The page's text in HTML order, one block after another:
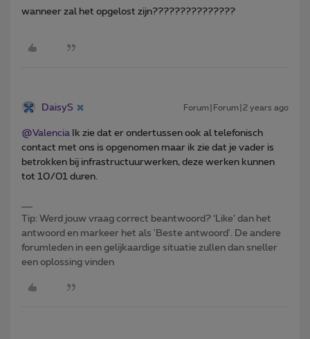
wanneer zal het opgelost zijn???????????????
DaisyS Forum|Forum|2 years ago
@Valencia Ik zie dat er ondertussen ook al telefonisch
contact met ons is opgenomen maar ik zie dat je vader is
betrokken bij infrastructuurwerken, deze werken kunnen
tot 10/01 duren.
Tip: Werd jouw vraag correct beantwoord? ‘Like’ dan het
antwoord en markeer het als 'Beste antwoord'. De andere
forumleden in een gelijkaardige situatie zullen dan sneller
een oplossing vinden